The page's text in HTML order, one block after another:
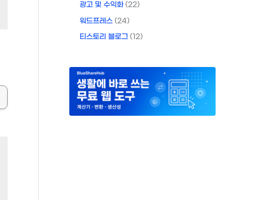
광고 및 수익화(22)
워드프레스 (24)
티스토리 블로그 (12)